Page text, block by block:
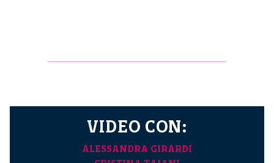
VIDEO CON:
ALESSANDRA GIRARDI